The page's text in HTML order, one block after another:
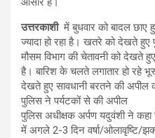
उत्तरकाशी में बुधवार को बादल
ज्यादा हो रहा है। खतरे को देखते
मौसम विभाग की चेतावनी को देखते
है। बारिश के चलते लगातार हो रहे
देखते हुए सावधानी बरतने की अपील
पुलिस ने पर्यटकों से की अपील
पुलिस अधीक्षक अर्पण यदुवंशी ने
में अगले 2-3 दिन वर्षा/ओलावृष्टि/